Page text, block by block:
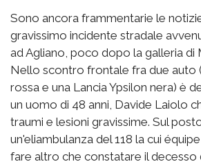
Sono ancora frammentarie le
gravissimo incidente stradale
ad Agliano, poco dopo la galleria di
Nello scontro frontale fra due auto
rossa e una Lancia Ypsilon nera) è
un uomo di 48 anni, Davide Laiolo
traumi e lesioni gravissime. Sul
un'eliambulanza del 118 la cui
fare altro che constatare il decesso